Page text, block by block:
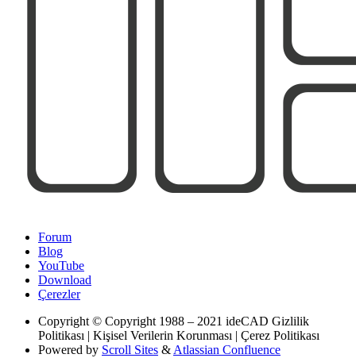
Forum
Blog
YouTube
Download
Çerezler
Copyright © Copyright 1988 – 2021 ideCAD Gizlilik
Politikası | Kişisel Verilerin Korunması | Çerez Politikası
Powered by Scroll Sites &Atlassian Confluence